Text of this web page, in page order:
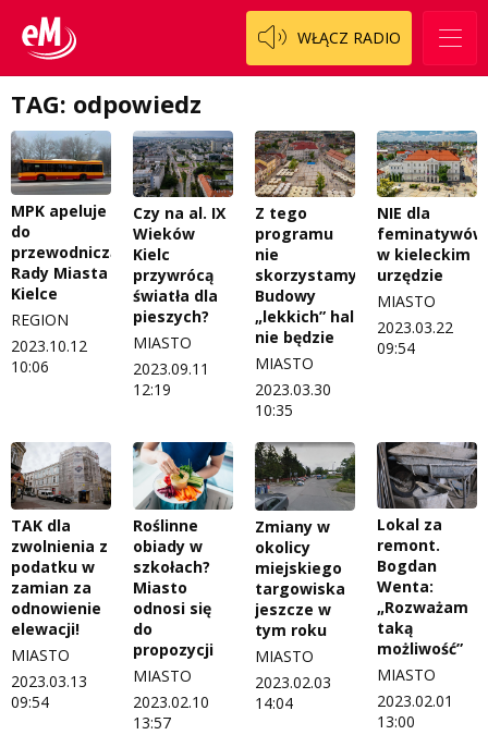
WŁĄCZ RADIO
TAG: odpowiedz
MPK apeluje
do
przewodniczącego
Rady Miasta
Kielce
REGION
2023.10.12
10:06
Czy na al. IX
Wieków
Kielc
przywrócą
światła dla
pieszych?
MIASTO
2023.09.11
12:19
Z tego
programu
nie
skorzystamy.
Budowy
„lekkich” hal
nie będzie
MIASTO
2023.03.30
10:35
NIE dla
feminatywów
w kieleckim
urzędzie
MIASTO
2023.03.22
09:54
TAK dla
zwolnienia z
podatku w
zamian za
odnowienie
elewacji!
MIASTO
2023.03.13
09:54
Roślinne
obiady w
szkołach?
Miasto
odnosi się
do
propozycji
MIASTO
2023.02.10
13:57
Zmiany w
okolicy
miejskiego
targowiska
jeszcze w
tym roku
MIASTO
2023.02.03
14:04
Lokal za
remont.
Bogdan
Wenta:
„Rozważam
taką
możliwość”
MIASTO
2023.02.01
13:00